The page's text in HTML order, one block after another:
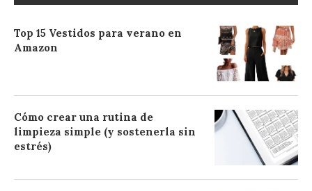
Top 15 Vestidos para verano en
Amazon
Cómo crear una rutina de
limpieza simple (y sostenerla sin
estrés)